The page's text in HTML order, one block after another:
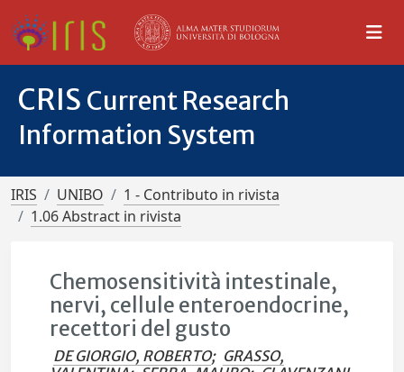
CRIS Current Research
Information System
IRIS UNIBO
1 - Contributo in rivista
1.06 Abstract in rivista
Chemosensitività intestinale,
nervi, cellule enteroendocrine,
recettori del gusto
DE GIORGIO, ROBERTO; GRASSO,